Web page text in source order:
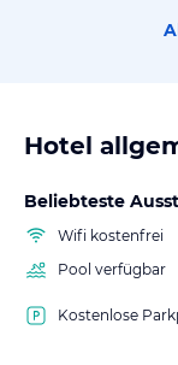
Hotel
Beliebteste
Wifi kostenfrei
Pool verfügbar
Kostenlose